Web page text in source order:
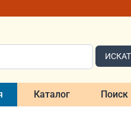
Каталог Поиск